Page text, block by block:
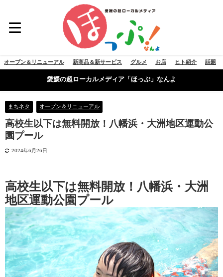
オープン＆リニューアル 新商品＆新サービス グルメ お店 ヒト紹介 話題
愛媛の超ローカルメディア「ほっぷ」なんよ
まちネタ オープン＆リニューアル
高校生以下は無料開放！八幡浜・大洲地区運動公
園プール
2024年6月26日
高校生以下は無料開放！八幡浜・大洲
地区運動公園プール